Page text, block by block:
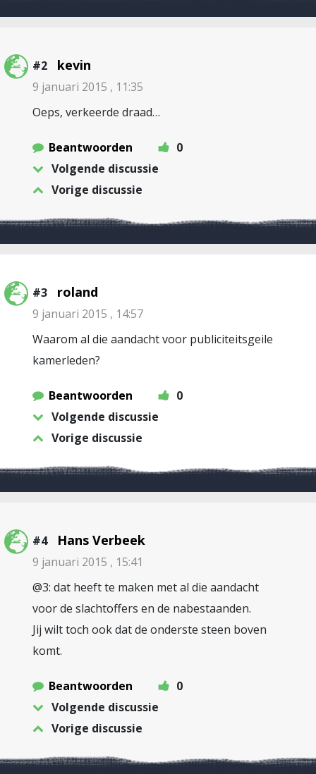
#2 kevin
9 januari 2015 , 11:35
Oeps, verkeerde draad…
Beantwoorden
0
Volgende discussie
Vorige discussie
#3 roland
9 januari 2015 , 14:57
Waarom al die aandacht voor publiciteitsgeile
kamerleden?
Beantwoorden
0
Volgende discussie
Vorige discussie
#4 Hans Verbeek
9 januari 2015 , 15:41
@3: dat heeft te maken met al die aandacht
voor de slachtoffers en de nabestaanden.
Jij wilt toch ook dat de onderste steen boven
komt.
Beantwoorden
0
Volgende discussie
Vorige discussie